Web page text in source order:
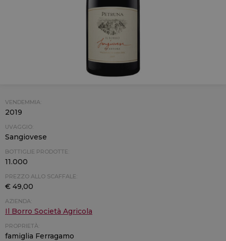
VENDEMMIA:
2019
UVAGGIO:
Sangiovese
BOTTIGLIE PRODOTTE:
11.000
PREZZO ALLO SCAFFALE:
€ 49,00
AZIENDA:
Il Borro Società Agricola
PROPRIETÀ:
famiglia Ferragamo